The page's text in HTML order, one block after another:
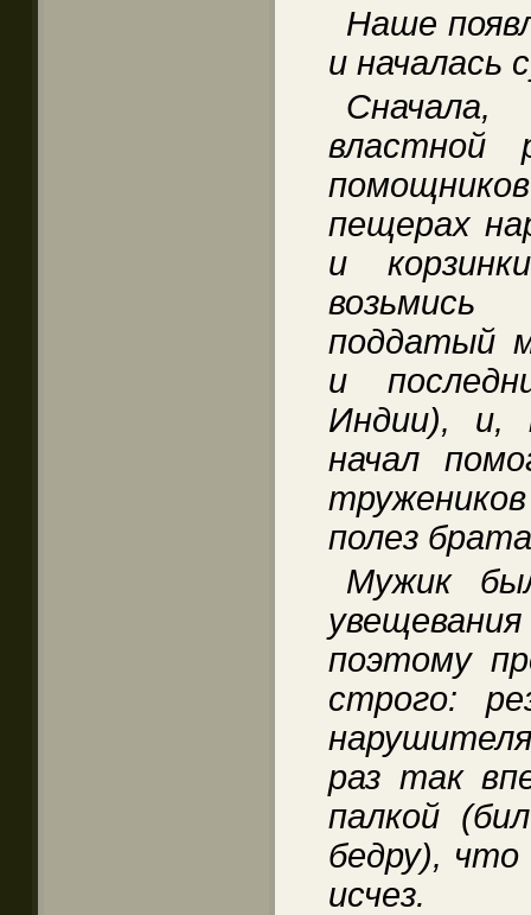
Наше
и началась
властной
пещерах
и
поддатый
и
Индии), и,
начал
полез
Мужик
поэтому
строго:
раз так
палкой
бедру),
исчез.